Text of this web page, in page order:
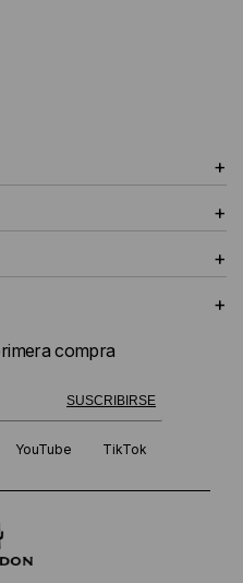
+
+
+
+
compra
SUSCRIBIRSE
YouTube TikTok